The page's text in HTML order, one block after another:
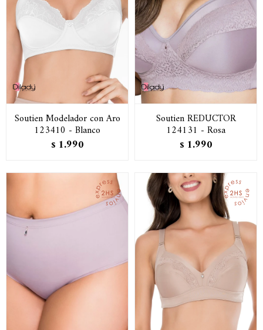
Soutien Modelador con Aro
123410 - Blanco
$ 1.990
Soutien REDUCTOR
124131 - Rosa
$ 1.990